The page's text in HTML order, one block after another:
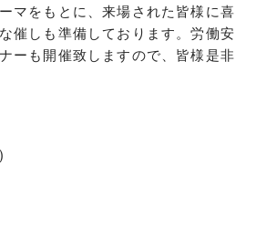
マをもとに、来場された皆様に喜
催しも準備しております。労働安
ーも開催致しますので、皆様是非